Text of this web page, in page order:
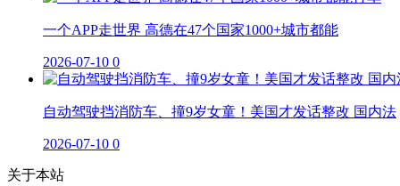
一个APP走世界 高德在47个国家1000+城市都能
2026-07-10 0
自动驾驶挡消防车、撞9岁女童！美国才发话整改 国内法
2026-07-10 0
关于本站